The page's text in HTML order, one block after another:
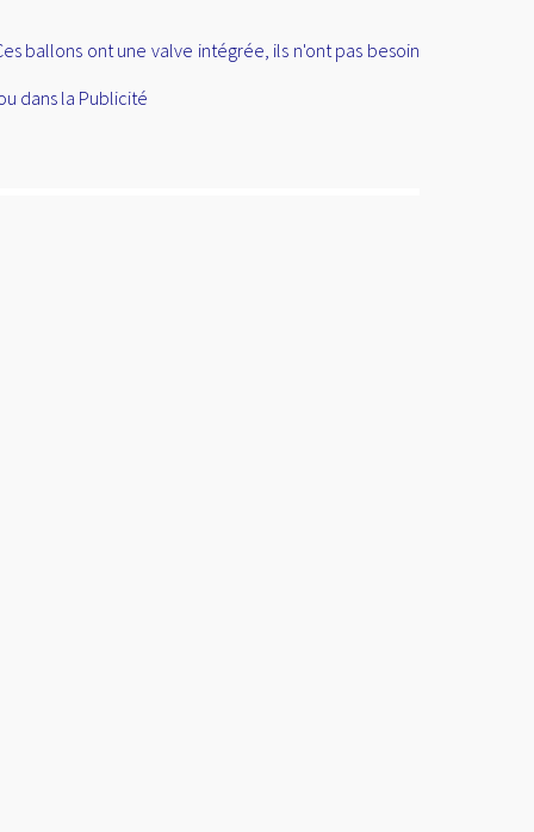
ballons ont une valve intégrée, ils n'ont pas besoin
dans la Publicité